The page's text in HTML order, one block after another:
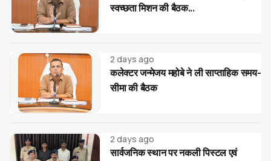
स्वच्छता मिशन की बैठक...
2 days ago
कलेक्टर जन्मेजय महोबे ने ली साप्ताहिक समय-
सीमा की बैठक
2 days ago
सार्वजनिक स्थान पर नकली पिस्टल एवं